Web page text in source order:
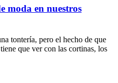
moda en nuestros
tontería, pero el hecho de que
que ver con las cortinas, los